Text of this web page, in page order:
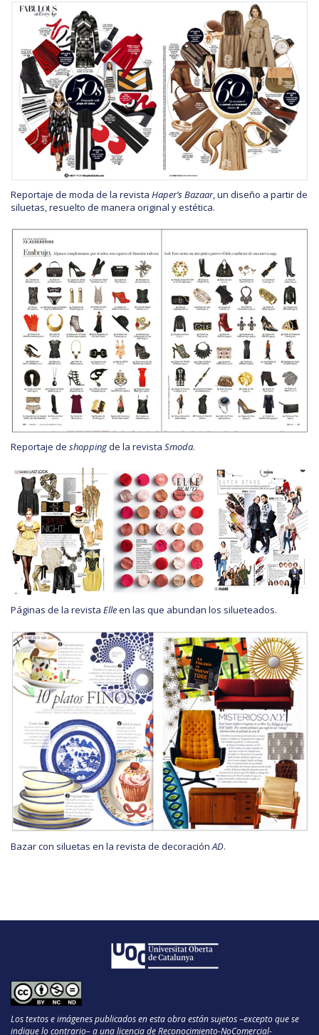
Reportaje de moda de la revista Haper’s Bazaar, un diseño a partir de
siluetas, resuelto de manera original y estética.
Reportaje de shoppingde la revista Smoda.
Páginas de la revista Elleen las que abundan los silueteados.
Bazar con siluetas en la revista de decoraciónAD.
Los textos e imágenes publicados en esta obra están sujetos –excepto que se
indique lo contrario– a una licencia de Reconocimiento-NoComercial-